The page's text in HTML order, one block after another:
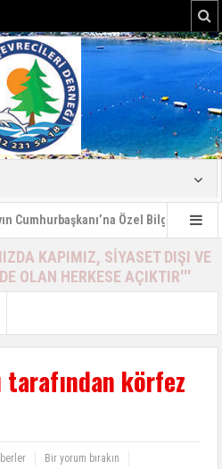
Özel Bilgilendirme
KAPIMIZ, SİYASET DIŞI VE
OLAN HERKESE AÇIKTIR'''
tarafından körfez
Bir yorum bırakın